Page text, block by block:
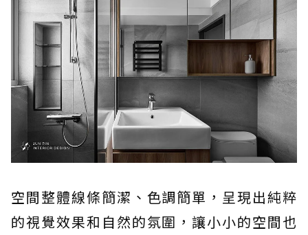
空間整體線條簡潔、色調簡單，呈現出純粹
的視覺效果和自然的氛圍，讓小小的空間也